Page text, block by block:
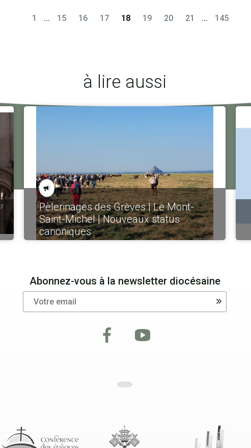
1 ... 15 16 17 18 19 20 21 ... 145
à lire aussi
Pèlerinages des Grèves | Le Mont-
Saint-Michel | Nouveaux status
canoniques
Abonnez-vous à la newsletter diocésaine